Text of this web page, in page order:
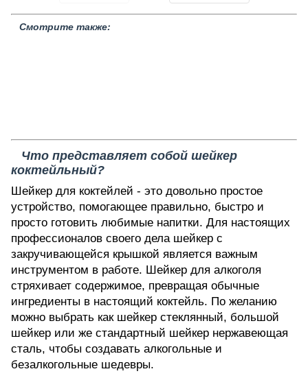
Смотрите также:
Что представляет собой шейкер
коктейльный?
Шейкер для коктейлей - это довольно простое
устройство, помогающее правильно, быстро и
просто готовить любимые напитки. Для настоящих
профессионалов своего дела шейкер с
закручивающейся крышкой является важным
инструментом в работе. Шейкер для алкоголя
стряхивает содержимое, превращая обычные
ингредиенты в настоящий коктейль. По желанию
можно выбрать как шейкер стеклянный, большой
шейкер или же стандартный шейкер нержавеющая
сталь, чтобы создавать алкогольные и
безалкогольные шедевры.